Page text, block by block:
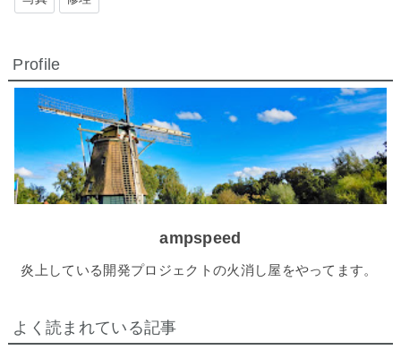
Profile
ampspeed
炎上している開発プロジェクトの火消し屋をやってます。
よく読まれている記事